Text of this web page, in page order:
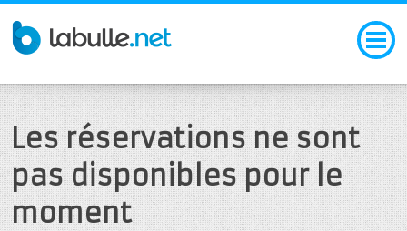
Les réservations ne sont
pas disponibles pour le
moment